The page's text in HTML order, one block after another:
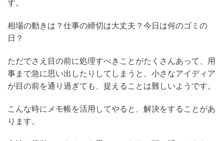
す。
相場の動きは？仕事の締切は大丈夫？今日は何のゴミの
日？
ただでさえ目の前に処理すべきことがたくさんあって、用
事まで急に思い出したりしてしまうと、小さなアイディア
が目の前を通り過ぎても、捉えることは難しいようです。
こんな時にメモ帳を活用してやると、解決をすることがあ
ります。